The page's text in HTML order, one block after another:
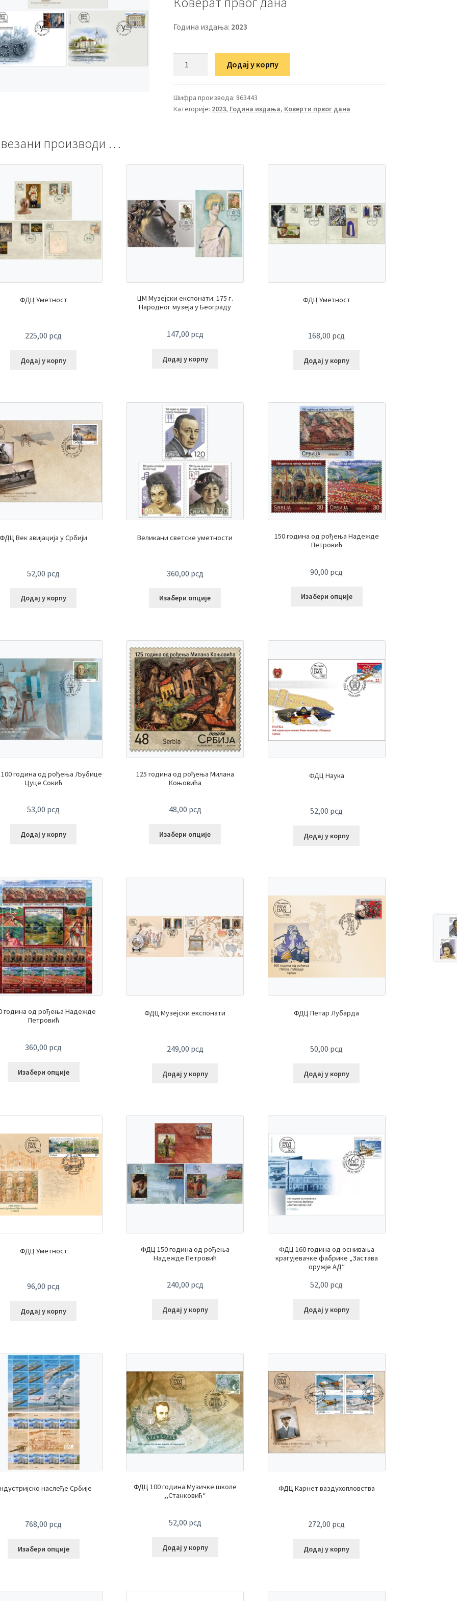
Година издања: 2023
Додај у корпу
Шифра производа: 863443
Категорије: 2023, Година издања, Коверти првог дана
производи …
ФДЦ Уметност
225,00 рсд
Додај у корпу
ЦМ Музејски експонати: 175 г.
Народног музеја у Београду
147,00 рсд
Додај у корпу
ФДЦ Уметност
168,00 рсд
Додај у корпу
ФДЦ Век авијација у Србији
52,00 рсд
Додај у корпу
Великани светске уметности
360,00 рсд
Изабери опције
150 година од рођења Надежде
Петровић
90,00 рсд
Изабери опције
година од рођења Љубице
Цуце Сокић
53,00 рсд
Додај у корпу
125 година од рођења Милана
Коњовића
48,00 рсд
Изабери опције
ФДЦ Наука
52,00 рсд
Додај у корпу
година од рођења Надежде
Петровић
360,00 рсд
Изабери опције
ФДЦ Музејски експонати
249,00 рсд
Додај у корпу
ФДЦ Петар Лубарда
50,00 рсд
Додај у корпу
ФДЦ Уметност
96,00 рсд
Додај у корпу
ФДЦ 150 година од рођења
Надежде Петровић
240,00 рсд
Додај у корпу
ФДЦ 160 година од оснивања
крагујевачке фабрике „Застава
оружје АД“
52,00 рсд
Додај у корпу
наслеђе Србије
768,00 рсд
Изабери опције
ФДЦ 100 година Музичке школе
,,Станковић“
52,00 рсд
Додај у корпу
ФДЦ Карнет ваздухопловства
272,00 рсд
Додај у корпу